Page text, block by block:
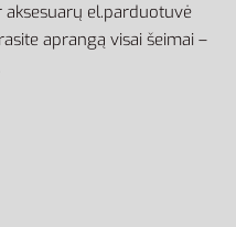
el.parduotuvė
aprangą visai šeimai –